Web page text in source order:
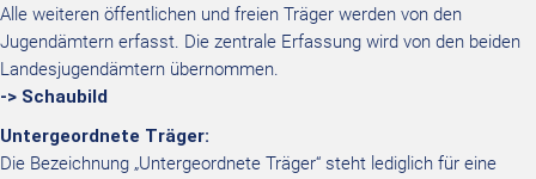
Alle weiteren öffentlichen und freien Träger werden von den
Jugendämtern erfasst. Die zentrale Erfassung wird von den beiden
Landesjugendämtern übernommen.
-> Schaubild
Untergeordnete Träger:
Die Bezeichnung „Untergeordnete Träger“ steht lediglich für eine